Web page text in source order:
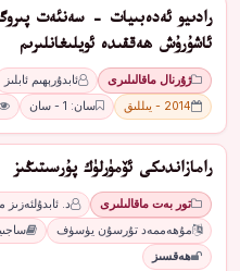
رادىيو ئەدەبىيات - سەنئەت
ئاشۇرۇش ھەققىدە ئويلىغانلىرىم
ژۇرنال ماقالىلىرى ئابدۇرېھىم ئابلىز
2014 - يىللىق
سان: 1 - سان
رامازاندىكى ئۆمۈرلۈك پۇرسىتىڭىز
تور بەت ماقالىلىرى
د. ئابدۇلئەزىز
مۇھەممەد تۇرسۇن يۈسۈف
ھەقسىز